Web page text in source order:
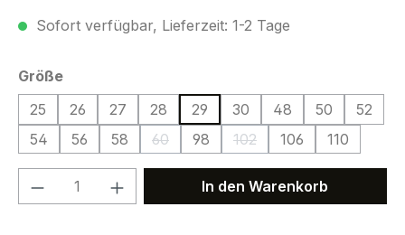
Sofort verfügbar, Lieferzeit: 1-2 Tage
Größeauswählen
25
26 27 28 29 30 48 50
52
54
56 58 60
(Diese Option ist zurzeit nicht verfügbar.)
98 102
(Diese Option ist zurzeit
106 110
Produkt Anzahl: Gib denIn den Warenkorb